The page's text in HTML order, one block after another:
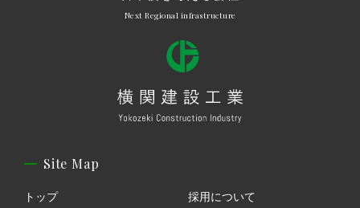
Next Regional infrastructure
Site Map
トップ 採用について